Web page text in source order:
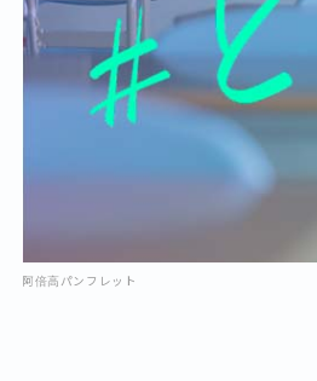
阿倍高パンフレット